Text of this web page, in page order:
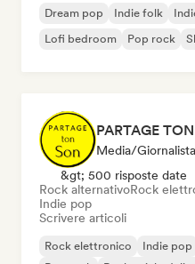
Dream pop Indie folk
Lofi bedroom
Pop rock
PARTAGE
Media/Giornalista
&gt; 500 risposte date
Rock alternativoRock
Indie pop
Scrivere articoli
Rock elettronico Indie pop